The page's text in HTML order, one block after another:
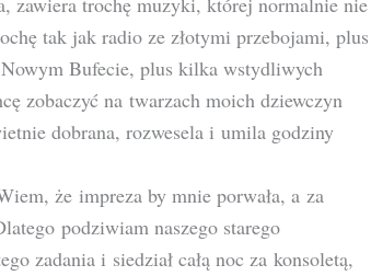
tak jak radio ze złotymi przebojami, plus
Bufecie, plus kilka wstydliwych
zobaczyć na twarzach moich dziewczyn
dobrana, rozwesela i umila godziny
że impreza by mnie porwała, a za
podziwiam naszego starego
zadania i siedział całą noc za konsoletą,